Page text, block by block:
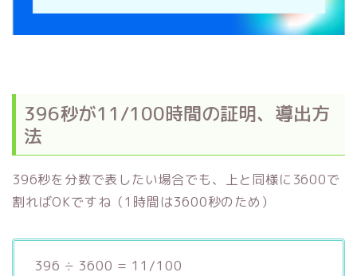
396秒が11/100時間の証明、導出方
法
396秒を分数で表したい場合でも、上と同様に3600で
割ればOKですね（1時間は3600秒のため）
396 ÷ 3600 = 11/100